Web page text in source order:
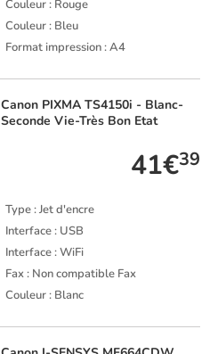
Couleur : Rouge
Couleur : Bleu
Format impression : A4
Canon PIXMA TS4150i - Blanc-
Seconde Vie-Très Bon Etat
41€39
Type : Jet d'encre
Interface : USB
Interface : WiFi
Fax : Non compatible Fax
Couleur : Blanc